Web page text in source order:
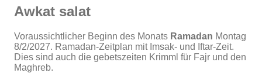
Awkat salat
Voraussichtlicher Beginn des Monats Ramadan Montag
8/2/2027. Ramadan-Zeitplan mit Imsak- und Iftar-Zeit.
Dies sind auch die gebetszeiten Krimml für Fajr und den
Maghreb.